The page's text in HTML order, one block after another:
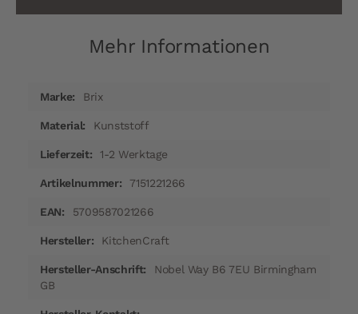
Mehr Informationen
InformationenBrix
Kunststoff
1-2 Werktage
7151221266
5709587021266
KitchenCraft
Nobel Way B6 7EU Birmingham
GB